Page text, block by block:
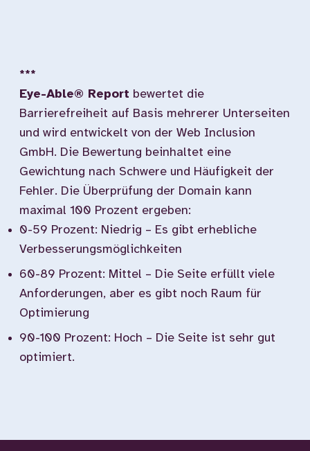
***
Eye-Able® Report bewertet die
Barrierefreiheit auf Basis mehrerer Unterseiten
und wird entwickelt von der Web Inclusion
GmbH. Die Bewertung beinhaltet eine
Gewichtung nach Schwere und Häufigkeit der
Fehler. Die Überprüfung der Domain kann
maximal 100 Prozent ergeben:
0-59 Prozent: Niedrig – Es gibt erhebliche
Verbesserungsmöglichkeiten
60-89 Prozent: Mittel – Die Seite erfüllt viele
Anforderungen, aber es gibt noch Raum für
Optimierung
90-100 Prozent: Hoch – Die Seite ist sehr gut
optimiert.